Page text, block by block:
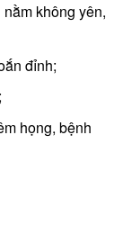
không yên,
đỉnh;
họng, bệnh